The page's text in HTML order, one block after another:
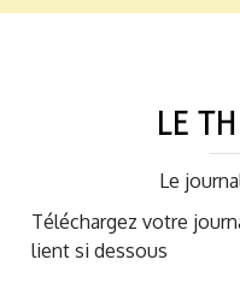
LE
Le
Téléchargez votre
lient si dessous